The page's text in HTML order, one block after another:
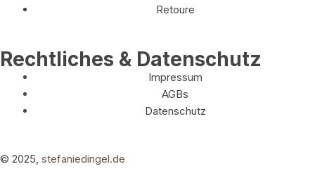
Retoure
Rechtliches & Datenschutz
Impressum
AGBs
Datenschutz
© 2025, stefaniedingel.de